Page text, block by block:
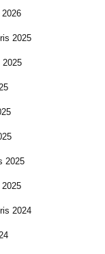
2025
2025
2025
2024